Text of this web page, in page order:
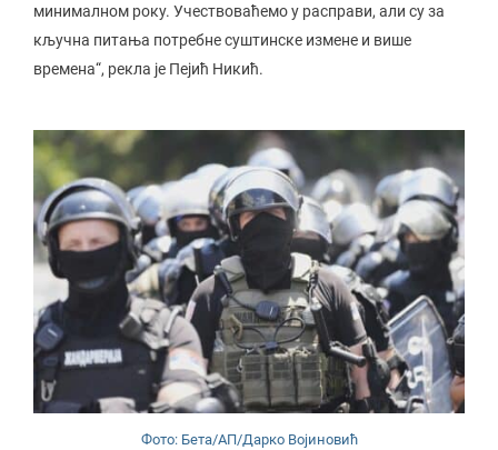
минималном року. Учествоваћемо у расправи, али су за
кључна питања потребне суштинске измене и више
времена“, рекла је Пејић Никић.
Фото: Бета/АП/Дарко Војиновић